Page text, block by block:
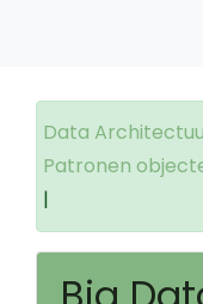
Data
Patronen
|